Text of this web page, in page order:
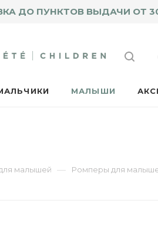
ДО ПУНКТОВ ВЫДАЧИ ОТ
МАЛЫШИ
малышей — Ромперы для